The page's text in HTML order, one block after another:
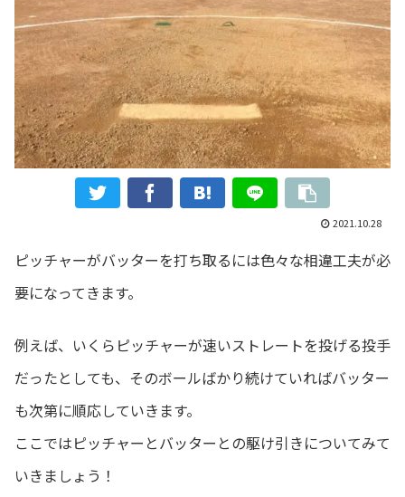
2021.10.28
ピッチャーがバッターを打ち取るには色々な相違工夫が必
要になってきます。
例えば、いくらピッチャーが速いストレートを投げる投手
だったとしても、そのボールばかり続けていればバッター
も次第に順応していきます。
ここではピッチャーとバッターとの駆け引きについてみて
いきましょう！